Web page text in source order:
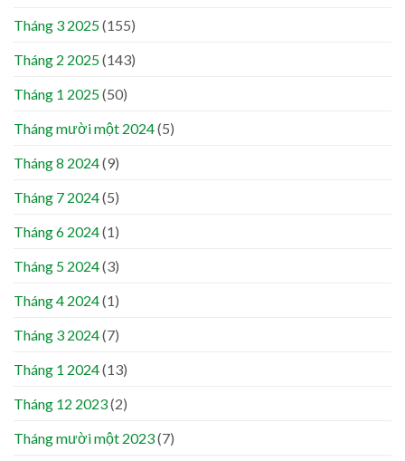
Tháng 3 2025(155)
Tháng 2 2025(143)
Tháng 1 2025(50)
Tháng mười một 2024(5)
Tháng 8 2024(9)
Tháng 7 2024(5)
Tháng 6 2024(1)
Tháng 5 2024(3)
Tháng 4 2024(1)
Tháng 3 2024(7)
Tháng 1 2024(13)
Tháng 12 2023(2)
Tháng mười một 2023(7)